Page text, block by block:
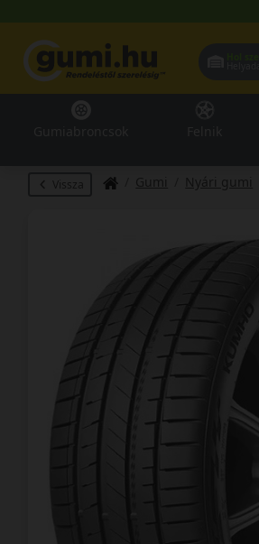
Vissza Gumi Nyári gumi